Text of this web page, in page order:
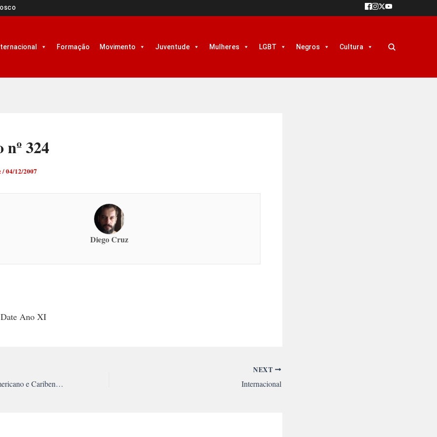
Formação Movimento Juventude Mulheres LGBT Negros Cultura
nº 324
/04/12/2007
Diego Cruz
Ano XI
Encontro Latino-Americano e Caribenho: um primeiro e importantíssimo passo de unidade
NEXT
Internacional